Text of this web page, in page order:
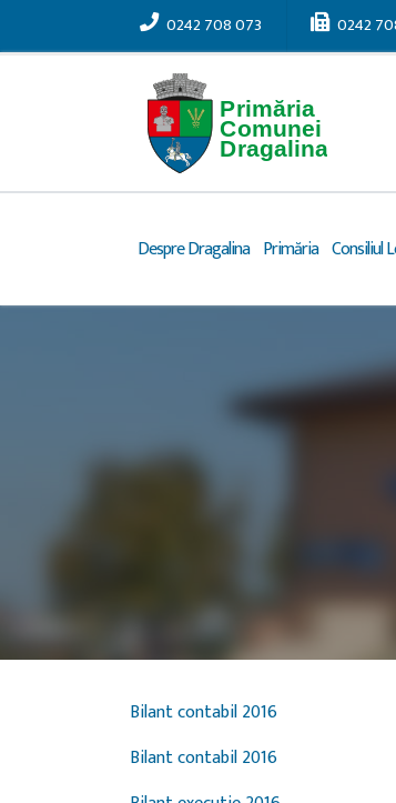
0242 708 073 0242
Despre Dragalina Primăria Consiliul
Bilant contabil 2016
Bilant contabil 2016